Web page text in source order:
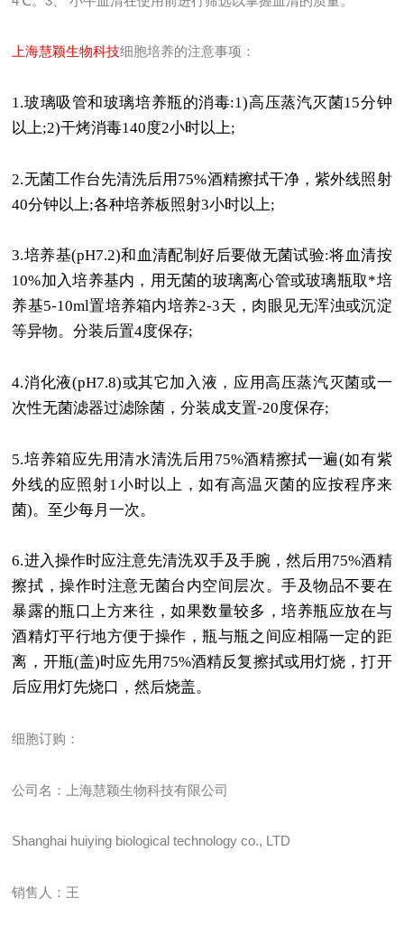
上海慧颖生物科技细胞培养的注意事项：
1.玻璃吸管和玻璃培养瓶的消毒:1)高压蒸汽灭菌15分钟
以上;2)干烤消毒140度2小时以上;
2.无菌工作台先清洗后用 75%酒精擦拭干净，紫外线照射
40分钟以上;各种培养板照射3小时以上;
3.培养基(pH7.2)和血清配制好后要做无菌试验:将血清按
10%加入培养基内，用无菌的玻璃离心管或玻璃瓶取*培
养基5-10ml置培养箱内培养2-3天，肉眼见无浑浊或沉淀
等异物。分装后置4度保存;
4.消化液(pH7.8)或其它加入液，应用高压蒸汽灭菌或一
次性无菌滤器过滤除菌，分装成支置-20度保存;
5.培养箱应先用清水清洗后用 75%酒精擦拭一遍(如有紫
外线的应照射1 小时以上，如有高温灭菌的应按程序来
菌)。至少每月一次。
6.进入操作时应注意先清洗双手及手腕，然后用 75%酒精
擦拭，操作时注意无菌台内空间层次。手及物品不要在
暴露的瓶口上方来往，如果数量较多，培养瓶应放在与
酒精灯平行地方便于操作，瓶与瓶之间应相隔一定的距
离，开瓶(盖)时应先用 75%酒精反复擦拭或用灯烧，打开
后应用灯先烧口，然后烧盖。
细胞订购：
公司名：上海慧颖生物科技有限公司
Shanghai huiying biological technology co., LTD
销售人：王